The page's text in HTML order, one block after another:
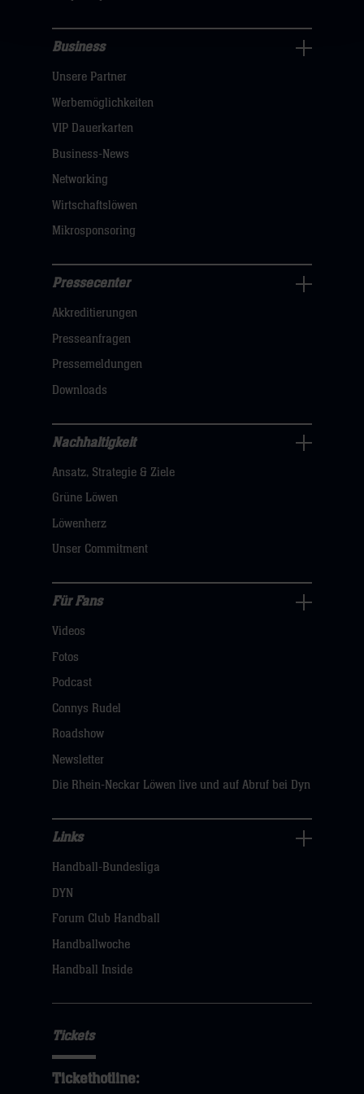
Navigation
öffnen,
dann
Business
Unsere Partner
Werbemöglichkeiten
VIP Dauerkarten
Business-News
Networking
Wirtschaftslöwen
Mikrosponsoring
Navigation
öffnen,
dann
hier
Pressecenter
Akkreditierungen
Presseanfragen
Pressemeldungen
Downloads
Nachhaltigkeit
Navigation
öffnen,
dann
klicken
hier
Nachhaltigkeit
Ansatz, Strategie & Ziele
Grüne Löwen
Löwenherz
Unser Commitment
Fans
Navigation
öffnen,
hier
Für Fans
Videos
Fotos
Podcast
Connys Rudel
Roadshow
Newsletter
Die Rhein-Neckar Löwen live und auf Abruf bei Dyn
Navigation
öffnen,
dann
Links
Handball-Bundesliga
DYN
Forum Club Handball
Handballwoche
Handball Inside
Tickets
Tickethotline: